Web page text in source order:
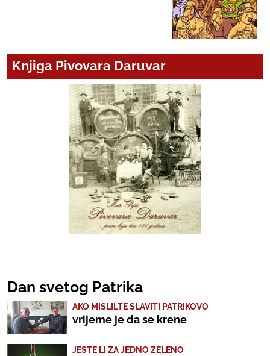
Knjiga Pivovara Daruvar
Dan svetog Patrika
AKO MISLILTE SLAVITI PATRIKOVO
vrijeme je da se krene
JESTE LI ZA JEDNO ZELENO